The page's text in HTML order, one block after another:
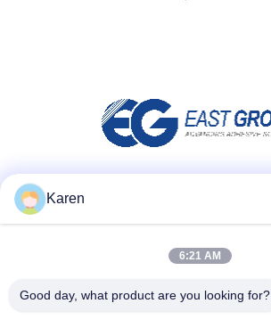
Karen
6:21 AM
Good day, what product are you looking for?